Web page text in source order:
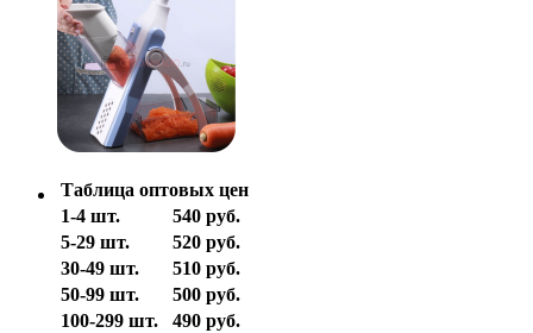
Таблица оптовых цен
1-4 шт.
540 руб.
5-29 шт.
520 руб.
30-49 шт.
510 руб.
50-99 шт.
500 руб.
100-299 шт.
490 руб.